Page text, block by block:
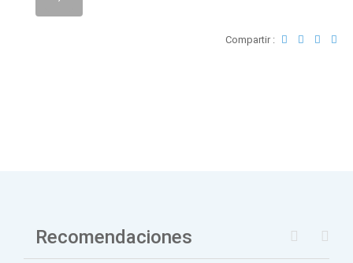
Compartir :
Recomendaciones